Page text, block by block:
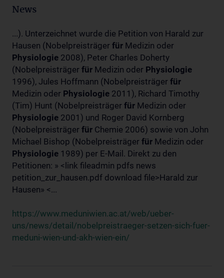
News
...). Unterzeichnet wurde die Petition von Harald zur
Hausen (Nobelpreisträger für Medizin oder
Physiologie 2008), Peter Charles Doherty
(Nobelpreisträger für Medizin oder Physiologie
1996), Jules Hoffmann (Nobelpreisträger für
Medizin oder Physiologie 2011), Richard Timothy
(Tim) Hunt (Nobelpreisträger für Medizin oder
Physiologie 2001) und Roger David Kornberg
(Nobelpreisträger für Chemie 2006) sowie von John
Michael Bishop (Nobelpreisträger für Medizin oder
Physiologie 1989) per E-Mail. Direkt zu den
Petitionen: » <link fileadmin pdfs news
petition_zur_hausen.pdf download file>Harald zur
Hausen» <...
https://www.meduniwien.ac.at/web/ueber-
uns/news/detail/nobelpreistraeger-setzen-sich-fuer-
meduni-wien-und-akh-wien-ein/